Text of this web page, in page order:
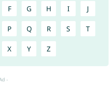
F G H I J
P Q R S T
X Y Z